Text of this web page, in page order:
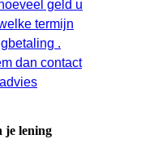
geld u
termijn
.
dan contact
je lening